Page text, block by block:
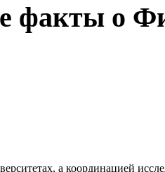
факты о
а координацией